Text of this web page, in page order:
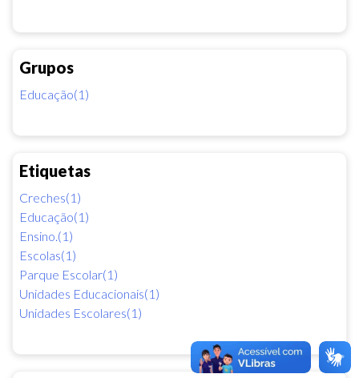
Grupos
Educação(1)
Etiquetas
Creches(1)
Educação(1)
Ensino.(1)
Escolas(1)
Parque Escolar(1)
Unidades Educacionais(1)
Unidades Escolares(1)